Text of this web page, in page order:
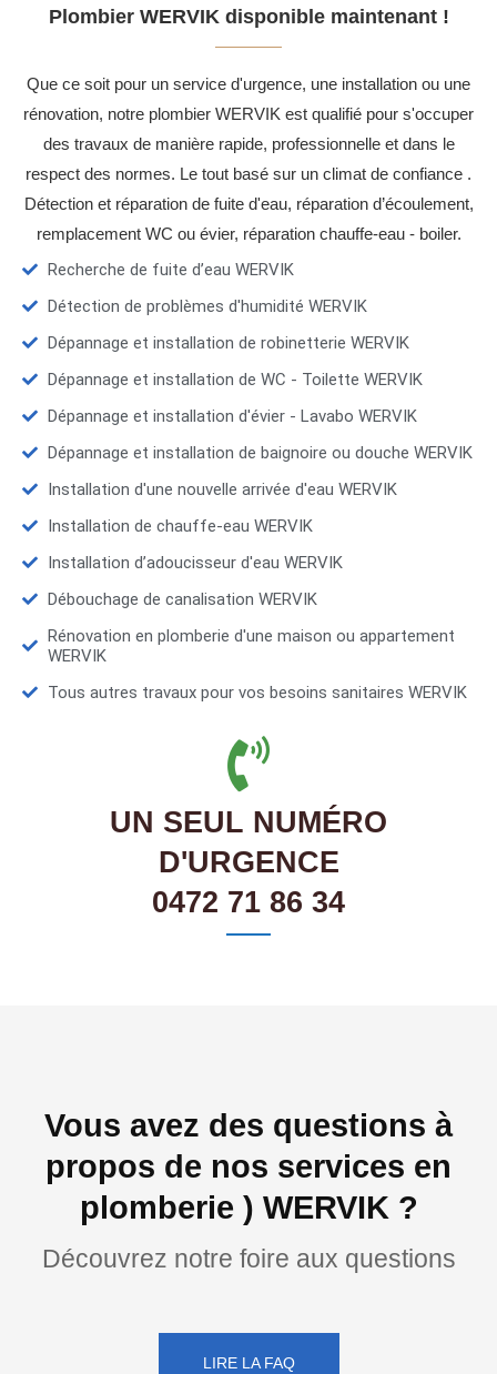
Plombier WERVIK disponible maintenant !
Que ce soit pour un service d'urgence, une installation ou une
rénovation, notre plombier WERVIK est qualifié pour s'occuper
des travaux de manière rapide, professionnelle et dans le
respect des normes. Le tout basé sur un climat de confiance .
Détection et réparation de fuite d'eau, réparation d’écoulement,
remplacement WC ou évier, réparation chauffe-eau - boiler.
Recherche de fuite d’eau WERVIK
Détection de problèmes d'humidité WERVIK
Dépannage et installation de robinetterie WERVIK
Dépannage et installation de WC - Toilette WERVIK
Dépannage et installation d'évier - Lavabo WERVIK
Dépannage et installation de baignoire ou douche WERVIK
Installation d'une nouvelle arrivée d'eau WERVIK
Installation de chauffe-eau WERVIK
Installation d’adoucisseur d'eau WERVIK
Débouchage de canalisation WERVIK
Rénovation en plomberie d'une maison ou appartement
WERVIK
Tous autres travaux pour vos besoins sanitaires WERVIK
UN SEUL NUMÉRO
D'URGENCE
0472 71 86 34
Vous avez des questions à
propos de nos services en
plomberie ) WERVIK ?
Découvrez notre foire aux questions
LIRE LA FAQ